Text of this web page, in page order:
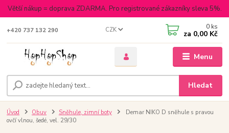
Větší nákup = doprava ZDARMA. Pro registrované zákazníky sleva 5%.
Menu
CZK
Hledat
+420 737 132 290 0 ks
za 0,00 Kč
Úvod Obuv Sněhule, zimní boty
Demar NIKO D sněhule s pravou
ovčí vlnou, šedé, vel. 29/30